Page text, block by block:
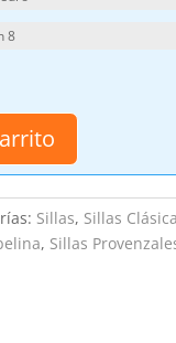
Sillas, Sillas
, Sillas